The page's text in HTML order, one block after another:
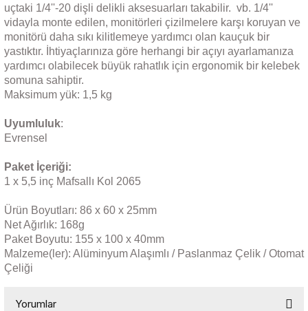
uçtaki 1/4''-20 dişli delikli aksesuarları takabilir. vb. 1/4''
vidayla monte edilen, monitörleri çizilmelere karşı koruyan ve
monitörü daha sıkı kilitlemeye yardımcı olan kauçuk bir
yastıktır. İhtiyaçlarınıza göre herhangi bir açıyı ayarlamanıza
yardımcı olabilecek büyük rahatlık için ergonomik bir kelebek
somuna sahiptir.
Maksimum yük: 1,5 kg
Uyumluluk:
Evrensel
Paket İçeriği:
1 x 5,5 inç Mafsallı Kol 2065
Ürün Boyutları: 86 x 60 x 25mm
Net Ağırlık: 168g
Paket Boyutu: 155 x 100 x 40mm
Malzeme(ler): Alüminyum Alaşımlı / Paslanmaz Çelik / Otomat
Çeliği
Yorumlar